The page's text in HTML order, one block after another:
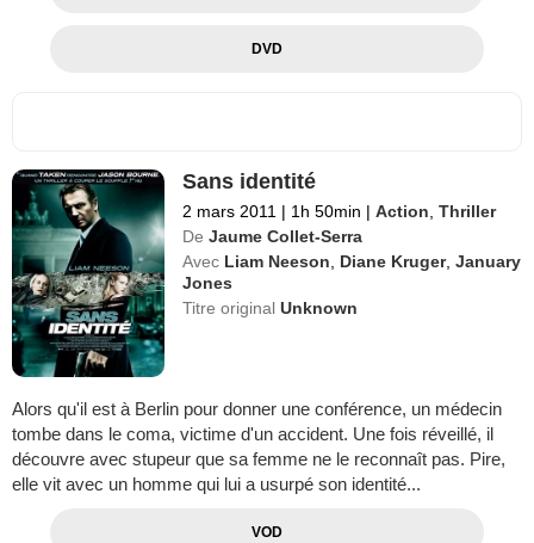
DVD
Sans identité
2 mars 2011 | 1h 50min | Action,Thriller
De Jaume Collet-Serra
Avec Liam Neeson, Diane Kruger,January
Jones
Titre originalUnknown
Alors qu'il est à Berlin pour donner une conférence, un médecin
tombe dans le coma, victime d'un accident. Une fois réveillé, il
découvre avec stupeur que sa femme ne le reconnaît pas. Pire,
elle vit avec un homme qui lui a usurpé son identité...
VOD